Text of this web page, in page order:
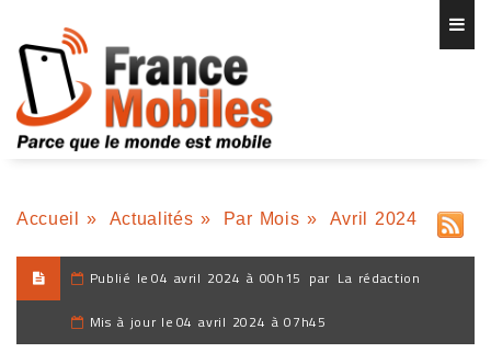
Accueil » Actualités » Par Mois » Avril 2024
Publié le 04 avril 2024 à 00h15 par La rédaction
Mis à jour le 04 avril 2024 à 07h45